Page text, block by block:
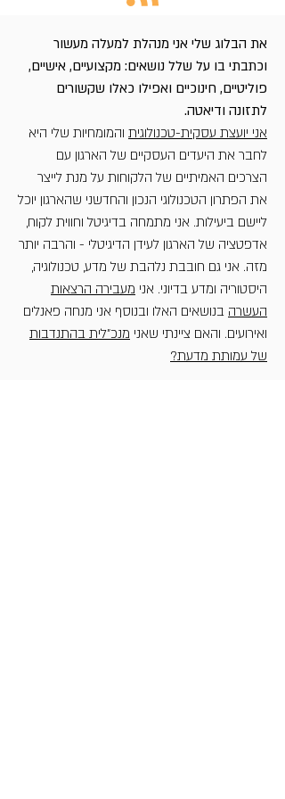
את הבלוג שלי אני מנהלת למעלה מעשור
וכתבתי בו על שלל נושאים: מקצועיים, אישיים,
פוליטיים, חינוכיים ואפילו כאלו שקשורים
לתזונה ודיאטה.
אני יועצת עסקית-טכנולוגית והמומחיות שלי היא
לחבר את היעדים העסקיים של הארגון עם
הצרכים האמיתיים של הלקוחות על מנת לייצר
את הפתרון הטכנולוגי הנכון והחדשני שהארגון יוכל
ליישם ביעילות. אני מתמחה בדיגיטל וחווית לקוח,
אדפטציה של הארגון לעידן הדיגיטלי - והרבה יותר
מזה. אני גם חובבת נלהבת של מדע, טכנולוגיה,
היסטוריה ומדע בדיוני. אני מעבירה הרצאות
העשרה בנושאים האלו ובנוסף אני מנחה פאנלים
ואירועים. והאם ציינתי שאני מנכ"לית בהתנדבות
של עמותת מדעת?